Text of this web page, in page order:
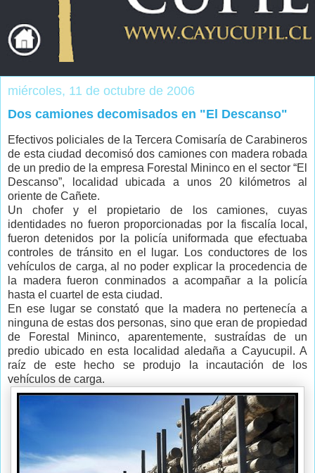
miércoles, 11 de octubre de 2006
Dos camiones decomisados en "El Descanso"
Efectivos policiales de la Tercera Comisaría de Carabineros
de esta ciudad decomisó dos camiones con madera robada
de un predio de la empresa Forestal Mininco en el sector “El
Descanso”, localidad ubicada a unos 20 kilómetros al
oriente de Cañete.
Un chofer y el propietario de los camiones, cuyas
identidades no fueron proporcionadas por la fiscalía local,
fueron detenidos por la policía uniformada que efectuaba
controles de tránsito en el lugar. Los conductores de los
vehículos de carga, al no poder explicar la procedencia de
la madera fueron conminados a acompañar a la policía
hasta el cuartel de esta ciudad.
En ese lugar se constató que la madera no pertenecía a
ninguna de estas dos personas, sino que eran de propiedad
de Forestal Mininco, aparentemente, sustraídas de un
predio ubicado en esta localidad aledaña a Cayucupil. A
raíz de este hecho se produjo la incautación de los
vehículos de carga.